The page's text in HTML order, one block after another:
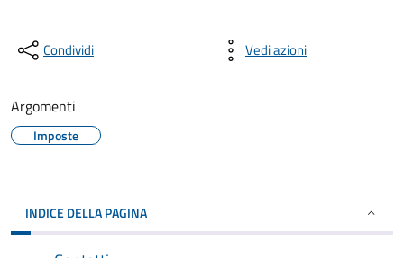
Condividi Vedi azioni
Argomenti
Imposte
INDICE DELLA PAGINA